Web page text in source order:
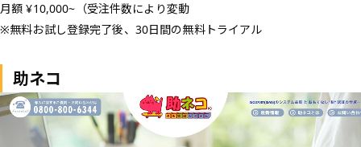
月額 ¥10,000~（受注件数により変動
※無料お試し登録完了後、30日間の無料トライアル
助ネコ